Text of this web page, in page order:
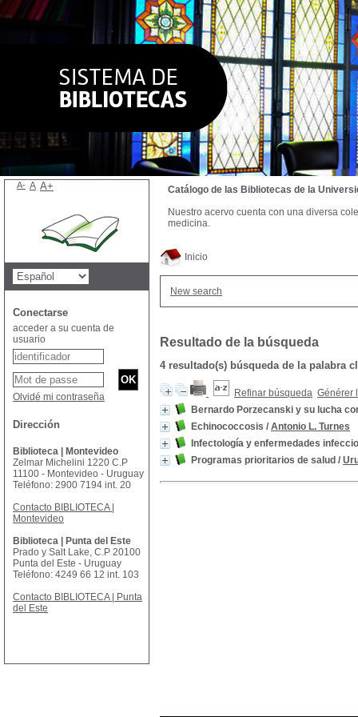
Inicio
New search
Resultado de la búsqueda
4 resultado(s) búsqueda de la palabra
Refinar búsqueda Générer
Bernardo Porzecanski y su lucha
Echinococcosis / Antonio L. Turnes
Infectología y enfermedades
Programas prioritarios de salud /
Catálogo de las Bibliotecas de la
Nuestro acervo cuenta con una diversa
medicina.
A- A A+
Conectarse
acceder a su cuenta de
usuario
Olvidé mi contraseña
Dirección
Biblioteca | Montevideo
Zelmar Michelini 1220 C.P
11100 - Montevideo - Uruguay
Teléfono: 2900 7194 int. 20
Contacto BIBLIOTECA |
Montevideo
Biblioteca | Punta del Este
Prado y Salt Lake, C.P 20100
Punta del Este - Uruguay
Teléfono: 4249 66 12 int. 103
Contacto BIBLIOTECA | Punta
del Este